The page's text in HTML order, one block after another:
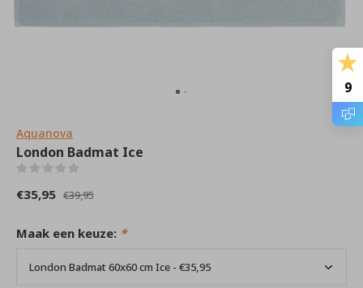
Aquanova
London Badmat Ice
€35,95 €39,95
Maak een keuze: *
9